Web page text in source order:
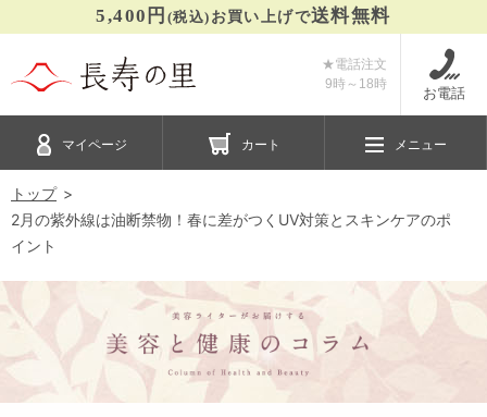
5,400円 (税込) お買い上げで送料無料
★電話注文
9時～ 18時 お電話
マイページ カート メニュー
トップ
2月の紫外線は油断禁物！春に差がつくUV対策とスキンケアのポ
イント